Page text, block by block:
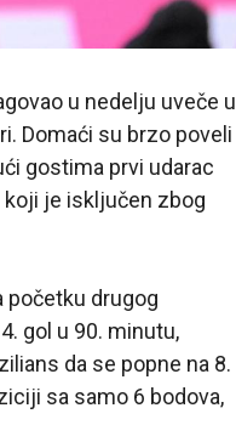
u nedelju uveče u
Domaći su brzo poveli
gostima prvi udarac
koji je isključen zbog
početku drugog
gol u 90. minutu,
da se popne na 8.
sa samo 6 bodova,